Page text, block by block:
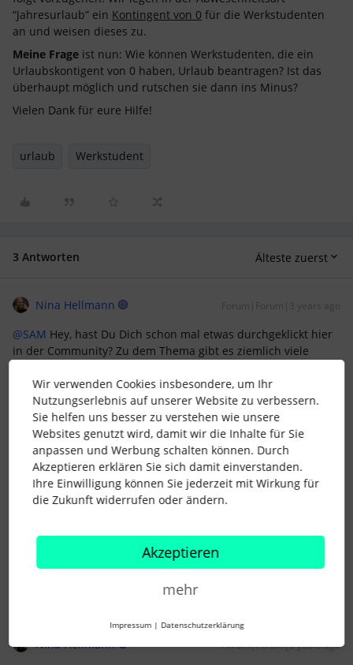
“Jahresurlaub” ein Kontingent von 0 für die Werkstudenten
an und weisen dieses zu.
Meine Frage ist nun: Wie können Werkstudenten, die ein
Urlaubskontigent von 0 haben, Urlaub beantragen? Ist das
überhaupt möglich und rutschen sie dann ins Minus?
Vielen Dank für eure Hilfe!
urlaub Werkstudent
3 Antworten Älteste zuerst
Nina Hellmann Forum|Forum|3 years ago
@SAM Hey, hast Du Dich schon mal etwas durchgeklickt hier
in der Community? Zu dem Thema gibt es ziemlich viele
Vermute, dass in der Masterclass noch ein dritter Schritt
vorgeschlagen wurde, der beinhaltet, dass bei einem
Urlaubskontingent von 0 Tagen unterjährig geguckt wird,
wieviel Arbeitstage / Woche der Werkstudent tatsächlich
durchschnittlich gearbeitet hat und auf Basis dieser Zahl
dann der tatsächliche Anspruch kalkuliert wird. Denn der
Anspruch des Werkstudent ist ja permanent in Bewegung.
2 Menschen gefällt dies
Nina Hellmann Forum|Forum|3 years ago
Wir verwenden Cookies insbesondere, um Ihr
Nutzungserlebnis auf unserer Website zu verbessern.
Sie helfen uns besser zu verstehen wie unsere
Websites genutzt wird, damit wir die Inhalte für Sie
anpassen und Werbung schalten können. Durch
Akzeptieren erklären Sie sich damit einverstanden.
Ihre Einwilligung können Sie jederzeit mit Wirkung für
die Zukunft widerrufen oder ändern.
Akzeptieren
mehr
Impressum | Datenschutzerklärung